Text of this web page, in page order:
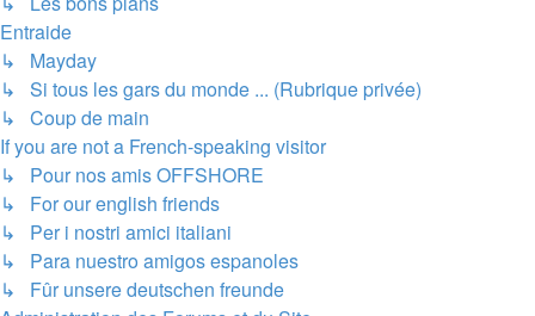
Entraide
↳ Mayday
↳ Si tous les gars du monde ... (Rubrique privée)
↳ Coup de main
If you are not a French-speaking visitor
↳ Pour nos amis OFFSHORE
↳ For our english friends
↳ Per i nostri amici italiani
↳ Para nuestro amigos espanoles
↳ Fûr unsere deutschen freunde